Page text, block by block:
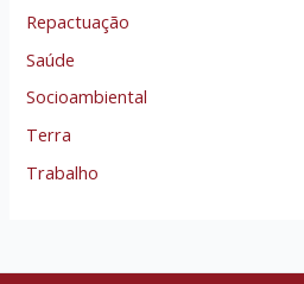
Repactuação
Saúde
Socioambiental
Terra
Trabalho